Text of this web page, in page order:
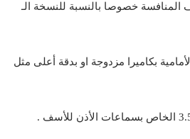
المنافسة خصوصا بالنسبة للنسخة الـ
بكاميرا مزدوجة او بدقة أعلى مثل